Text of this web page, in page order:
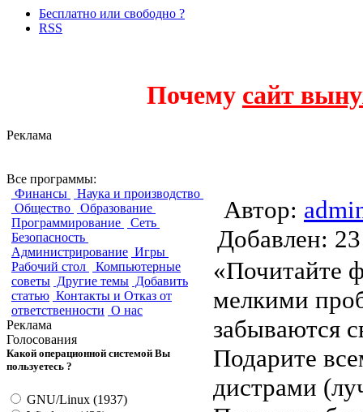
Бесплатно или свободно ?
RSS
Почему сайт
Реклама
Все программы:
Финансы
Наука и производство
Общество
Образование
Программирование
Сеть
Безопасность
Администрирование Игры
Рабочий стол
Компьютерные
советы Другие темы Добавить
статью Контакты и Отказ от
ответственности О нас
Реклама
Голосования
Какой операционной системой Вы
пользуетесь ?
GNU/Linux (1937)
Автор:
«Почитайте
мелкими
забываются
Подарите
дистрами